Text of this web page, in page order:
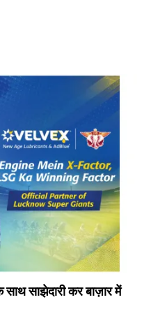
साझेदारी कर बाज़ार में